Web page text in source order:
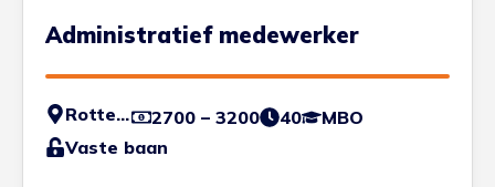
Administratief medewerker
Rotterdam - Haven 2700 – 3200 40
MBO
Vaste baan